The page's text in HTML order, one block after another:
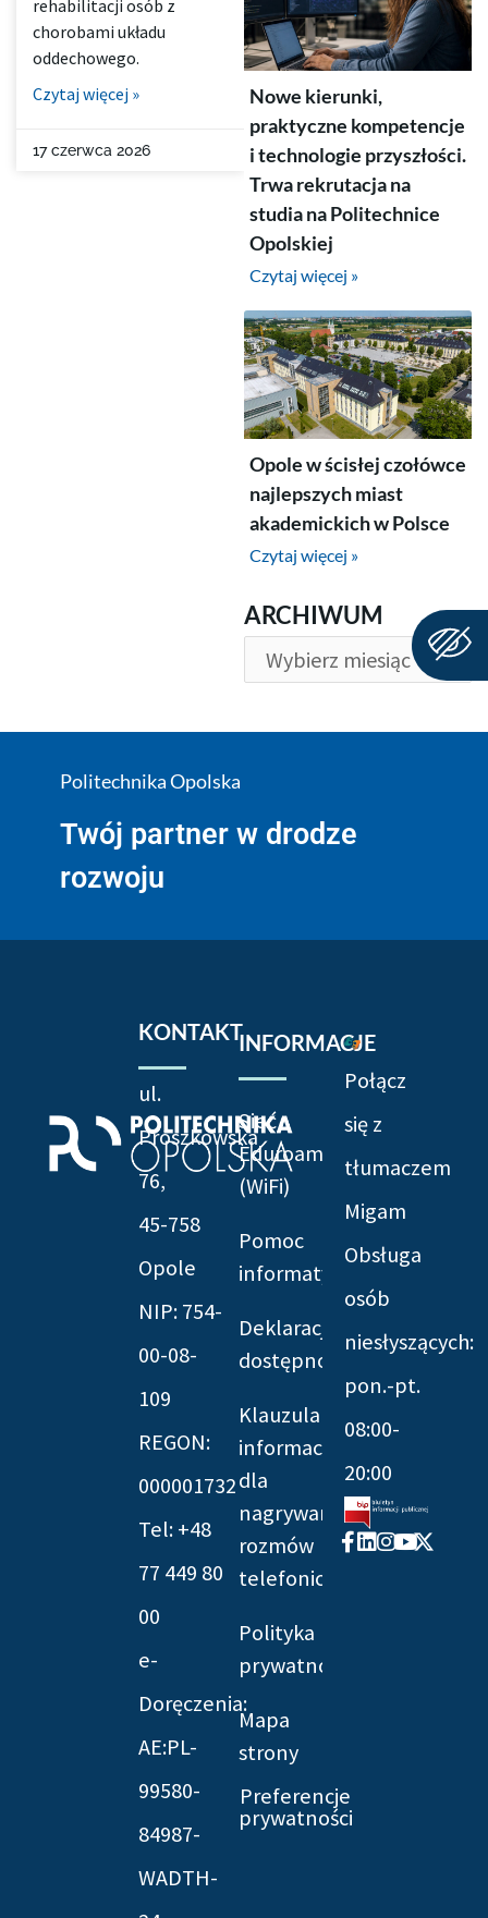
rehabilitacji osób z
chorobami układu
oddechowego.
Czytaj więcej »
17 czerwca 2026
Nowe kierunki,
praktyczne kompetencje
i technologie przyszłości.
Trwa rekrutacja na
studia na Politechnice
Opolskiej
Czytaj więcej »
Opole w ścisłej czołówce
najlepszych miast
akademickich w Polsce
Czytaj więcej »
ARCHIWUM
ARCHIWUM
Politechnika Opolska
Twój partner w drodze
rozwoju
KONTAKT
ul.
Prószkowska
76,
45-758
Opole
NIP: 754-
00-08-
109
REGON:
000001732
Tel: +48
77 449 80
00
e-
Doręczenia:
AE:PL-
99580-
84987-
WADTH-
INFORMACJE
Sieć
Eduroam
(WiFi)
Pomoc
informatyczna
Deklaracja
dostępności
Klauzula
informacyjna
dla
nagrywania
rozmów
telefonicznych
Polityka
prywatności
Mapa
strony
Preferencje
prywatności
Połącz
się z
tłumaczem
Migam
Obsługa
osób
niesłyszących:
pon.-pt.
08:00-
20:00
Facebook-
f
Linkedin
Instagram
Youtube
X-
twitter